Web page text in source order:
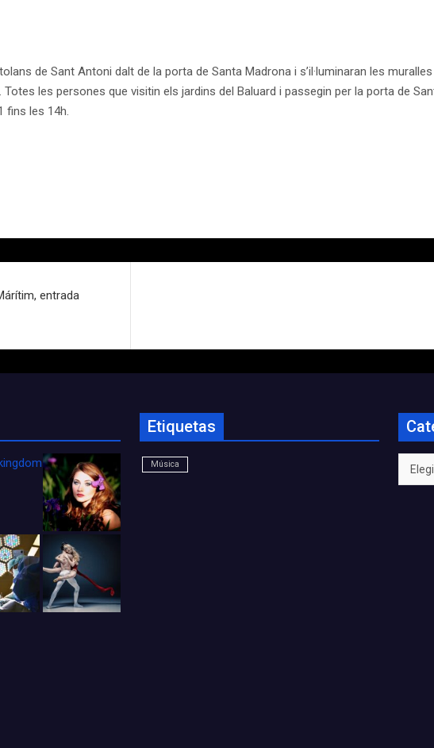
de Sant Antoni dalt de la porta de Santa Madrona i s’il·luminaran les
les persones que visitin els jardins del Baluard i passegin per la porta de
fins les 14h.
entrada
Etiquetas
Música